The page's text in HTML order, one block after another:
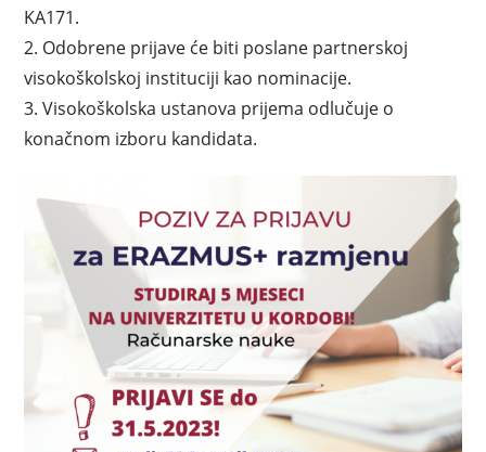
KA171.
2. Odobrene prijave će biti poslane partnerskoj
visokoškolskoj instituciji kao nominacije.
3. Visokoškolska ustanova prijema odlučuje o
konačnom izboru kandidata.